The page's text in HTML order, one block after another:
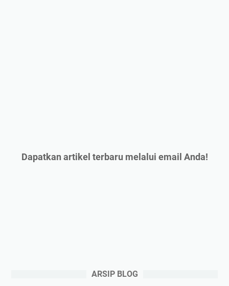
Dapatkan artikel terbaru melalui email Anda!
ARSIP BLOG